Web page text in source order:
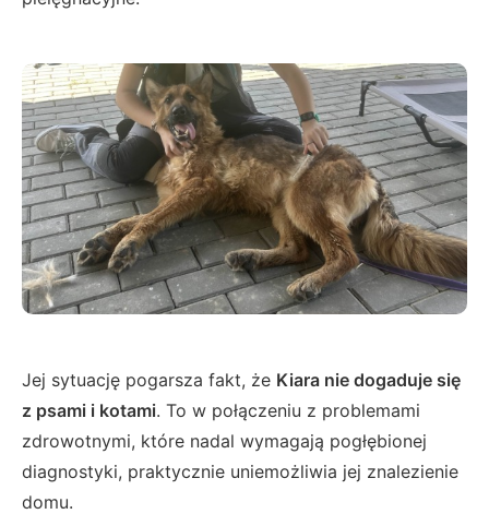
Jej sytuację pogarsza fakt, że Kiara nie dogaduje się
z psami i kotami. To w połączeniu z problemami
zdrowotnymi, które nadal wymagają pogłębionej
diagnostyki, praktycznie uniemożliwia jej znalezienie
domu.